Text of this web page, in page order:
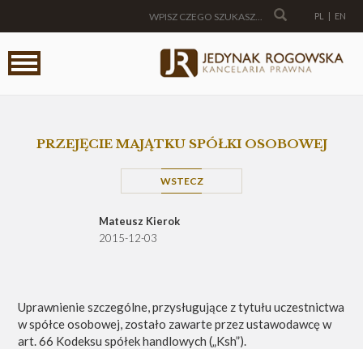
PL | EN
PRZEJĘCIE MAJĄTKU SPÓŁKI OSOBOWEJ
WSTECZ
Mateusz Kierok
2015-12-03
Uprawnienie szczególne, przysługujące z tytułu uczestnictwa
w spółce osobowej, zostało zawarte przez ustawodawcę w
art. 66 Kodeksu spółek handlowych („Ksh”).